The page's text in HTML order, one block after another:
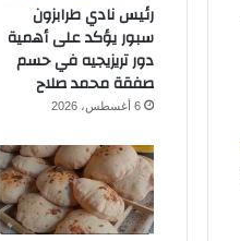
رئيس نادي طرابزون
سبور يؤكد على أهمية
دور تريزيجيه في حسم
صفقة محمد صلاح
6 أغسطس، 2026